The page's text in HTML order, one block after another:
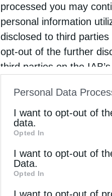
processed you may
personal information
disclosed to third
opt-out of the further
third parties on the
IAB’s List of
other third parties.
Personal Data
I want to opt-out of
data.
Opted In
I want to opt-out of
Data.
Opted In
I want to opt-out of